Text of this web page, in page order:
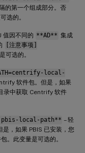
的第一个组成部分。否
选的。
值因不同的 **AD** 集成
[注意事项]
可选的。
local-
软件包。但是，如果
录中获取 Centrify 软件
pbis-local-path** – 轻
，如果 PBIS 已安装，您
。此变量是可选的。